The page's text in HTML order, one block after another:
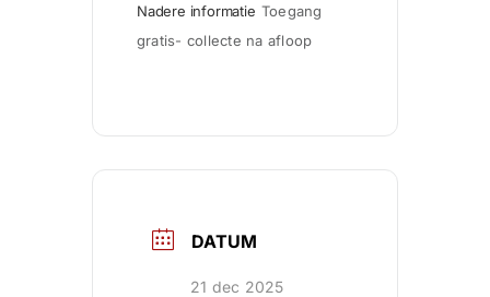
Nadere informatie Toegang
gratis- collecte na afloop
DATUM
21 dec 2025